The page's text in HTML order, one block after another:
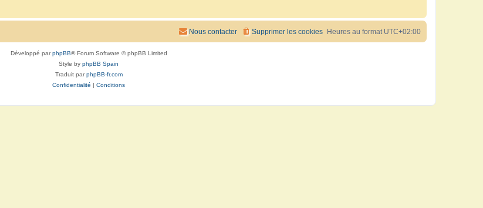
Heures au format UTC+02:00
Supprimer les cookies
Nous contacter
Développé parphpBB® Forum Software © phpBB Limited
Style by phpBB Spain
Traduit parphpBB-fr.com
Confidentialité
Conditions